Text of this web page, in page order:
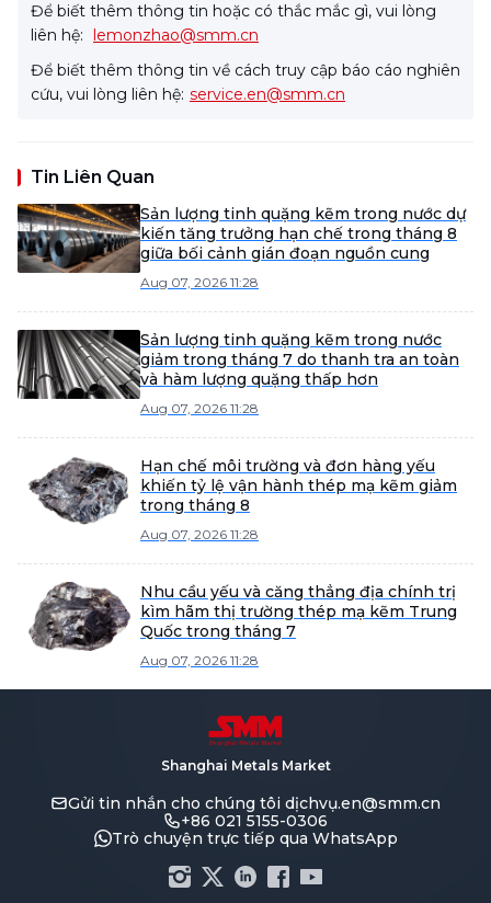
Để biết thêm thông tin hoặc có thắc mắc gì, vui lòng
liên hệ: lemonzhao@smm.cn
Để biết thêm thông tin về cách truy cập báo cáo nghiên
cứu, vui lòng liên hệ: service.en@smm.cn
Tin Liên Quan
Sản lượng tinh quặng kẽm trong nước dự
kiến tăng trưởng hạn chế trong tháng 8
giữa bối cảnh gián đoạn nguồn cung
Aug 07, 2026 11:28
Sản lượng tinh quặng kẽm trong nước
giảm trong tháng 7 do thanh tra an toàn
và hàm lượng quặng thấp hơn
Aug 07, 2026 11:28
Hạn chế môi trường và đơn hàng yếu
khiến tỷ lệ vận hành thép mạ kẽm giảm
trong tháng 8
Aug 07, 2026 11:28
Nhu cầu yếu và căng thẳng địa chính trị
kìm hãm thị trường thép mạ kẽm Trung
Quốc trong tháng 7
Aug 07, 2026 11:28
Shanghai Metals Market
Gửi tin nhắn cho chúng tôi dịchvụ.en@smm.cn
+86 021 5155-0306
Trò chuyện trực tiếp qua WhatsApp